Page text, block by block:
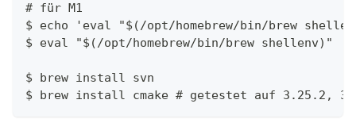
# für M1
$ echo 'eval "$(/opt/homebrew/bin/brew
$ eval "$(/opt/homebrew/bin/brew shellenv)"
$ brew install svn
$ brew install cmake # getestet auf 3.25.2,